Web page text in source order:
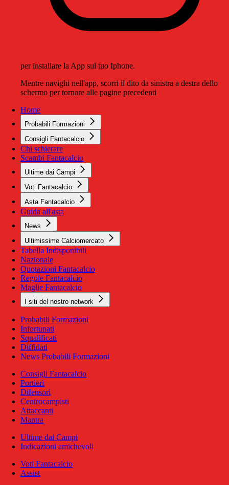
per installare la App sul tuo Iphone.
Mentre navighi nell'app, scorri il dito da sinistra a destra dello
schermo per tornare alle pagine precedenti
Home
Probabili Formazioni
Consigli Fantacalcio
Chi schierare
Scambi Fantacalcio
Ultime dai Campi
Voti Fantacalcio
Asta Fantacalcio
Guida all'asta
News
Ultimissime Calciomercato
Tabella Indisponibili
Nazionale
Quotazioni Fantacalcio
Regole Fantacalcio
Maglie Fantacalcio
I siti del nostro network
Probabili Formazioni
Infortunati
Squalificati
Diffidati
News Probabili Formazioni
Consigli Fantacalcio
Portieri
Difensori
Centrocampisti
Attaccanti
Mantra
Ultime dai Campi
Indicazioni amichevoli
Voti Fantacalcio
Assist